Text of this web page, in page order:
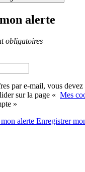
alerte
obligatoires
par e-mail, vous devez
sur la page « Mes
»
alerte Enregistrer